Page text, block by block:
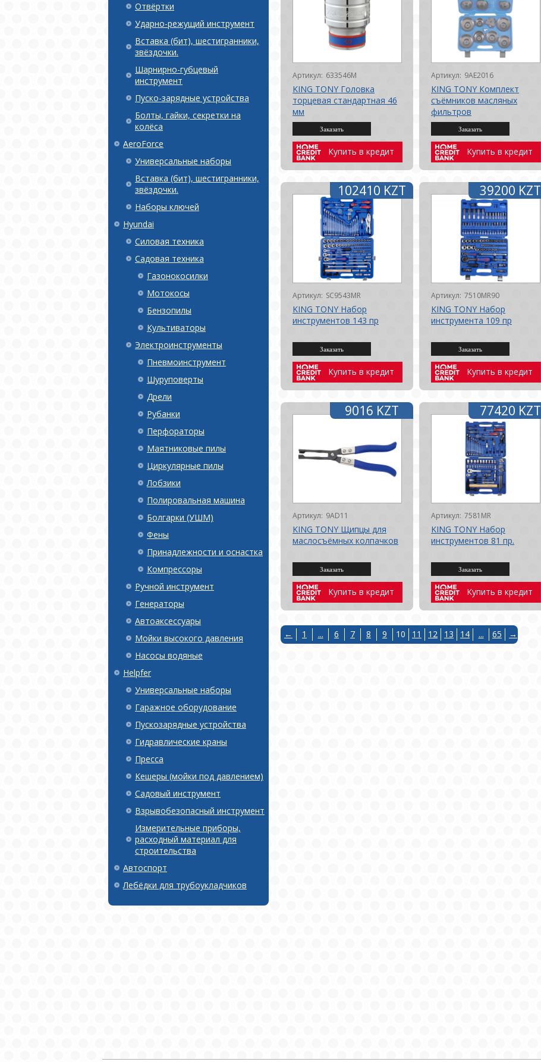
Отвёртки
Ударно-режущий инструмент
Вставка (бит), шестигранники,
звёздочки.
Шарнирно-губцевый
инструмент
Пуско-зарядные устройства
Болты, гайки, секретки на
колёса
AeroForce
Универсальные наборы
Вставка (бит), шестигранники,
звёздочки.
Наборы ключей
Hyundai
Силовая техника
Садовая техника
Газонокосилки
Мотокосы
Бензопилы
Культиваторы
Электроинструменты
Пневмоинструмент
Шуруповерты
Дрели
Рубанки
Перфораторы
Маятниковые пилы
Циркулярные пилы
Лобзики
Полировальная машина
Болгарки (УШМ)
Фены
Принадлежности и оснастка
Компрессоры
Ручной инструмент
Генераторы
Автоаксессуары
Мойки высокого давления
Насосы водяные
Helpfer
Универсальные наборы
Гаражное оборудование
Пускозарядные устройства
Гидравлические краны
Пресса
Кешеры (мойки под давлением)
Садовый инструмент
Взрывобезопасный инструмент
Измерительные приборы,
расходный материал для
строительства
Автоспорт
Лебёдки для трубоукладчиков
Артикул: 633546M
KING TONY Головка
торцевая стандартная 46
мм
Купить в кредит
Артикул: 9AE2016
KING TONY Комплект
съёмников масляных
фильтров
Купить в кредит
Артикул: SC9543MR
KING TONY Набор
инструментов 143 пр
102410 KZT
Купить в кредит
Артикул: 7510MR90
KING TONY Набор
инструмента 109 пр
39200 KZT
Купить в кредит
Артикул: 9AD11
KING TONY Щипцы для
маслосъёмных колпачков
9016 KZT
Купить в кредит
Артикул: 7581MR
KING TONY Набор
инструментов 81 пр.
77420 KZT
Купить в кредит
← 1 ... 6 7 8 9 10 11 12 13 14 ... 65 →